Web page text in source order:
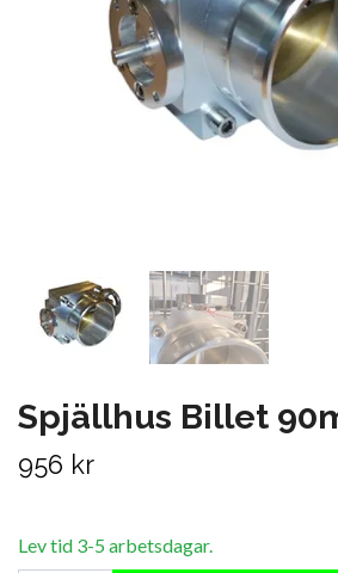
Spjällhus Billet
956 kr
Lev tid 3-5 arbetsdagar.